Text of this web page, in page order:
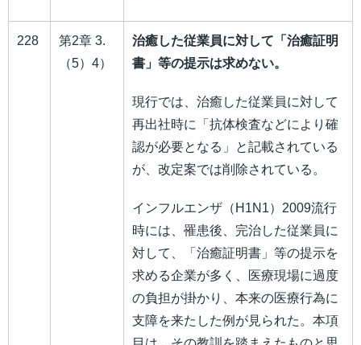
228
第2章 3.
（5）4）
治癒した従業員に対して「治癒証明
書」等の提示は求めない。
現行では、治癒した従業員に対して
再出社時に「抗体検査などにより確
認が必要となる」と記載されている
が、改定案では削除されている。
インフルエンザ（H1N1）2009流行
時には、罹患後、完治した従業員に
対して、「治癒証明書」等の提示を
求める企業が多く、医療現場に過度
の負担が掛かり、本来の医療行為に
支障を来たした例が見られた。本項